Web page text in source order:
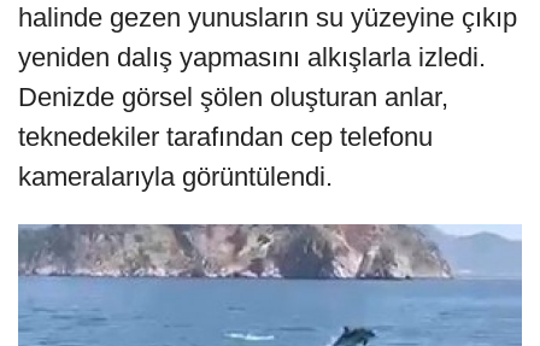
halinde gezen yunusların su yüzeyine çıkıp
yeniden dalış yapmasını alkışlarla izledi.
Denizde görsel şölen oluşturan anlar,
teknedekiler tarafından cep telefonu
kameralarıyla görüntülendi.